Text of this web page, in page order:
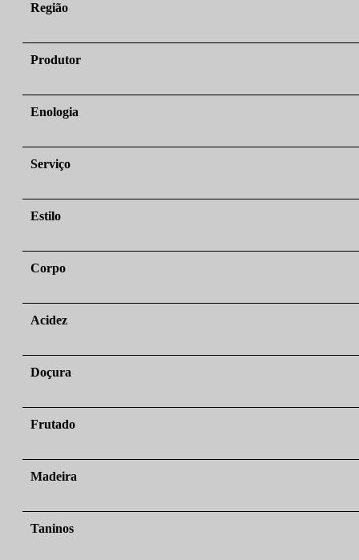
Região
Produtor
Enologia
Serviço
Estilo
Corpo
Acidez
Doçura
Frutado
Madeira
Taninos